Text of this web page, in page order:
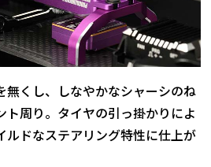
無くし、しなやかなシャーシのね
ト周り。タイヤの引っ掛かりによ
ルドなステアリング特性に仕上が